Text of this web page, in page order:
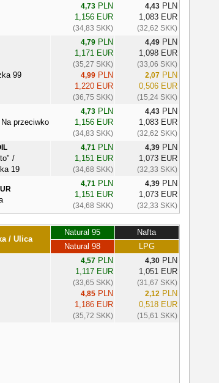
4,73PLN
1,156 EUR
(34,83 SKK)
4,43PLN
1,083 EUR
(32,62 SKK)
99
4,79PLN
1,171 EUR
(35,27 SKK)
4,99PLN
1,220 EUR
(36,75 SKK)
4,49PLN
1,098 EUR
(33,06 SKK)
2,07PLN
0,506 EUR
(15,24 SKK)
przeciwko
4,73PLN
1,156 EUR
(34,83 SKK)
4,43PLN
1,083 EUR
(32,62 SKK)
/
19
4,71 PLN
1,151 EUR
(34,68 SKK)
4,39PLN
1,073 EUR
(32,33 SKK)
4,71 PLN
1,151 EUR
(34,68 SKK)
4,39PLN
1,073 EUR
(32,33 SKK)
/ Ulica
Natural 95 Nafta
Natural 98 LPG
4,57PLN
1,117 EUR
(33,65 SKK)
4,85PLN
1,186 EUR
(35,72 SKK)
4,30PLN
1,051 EUR
(31,67 SKK)
2,12 PLN
0,518 EUR
(15,61 SKK)